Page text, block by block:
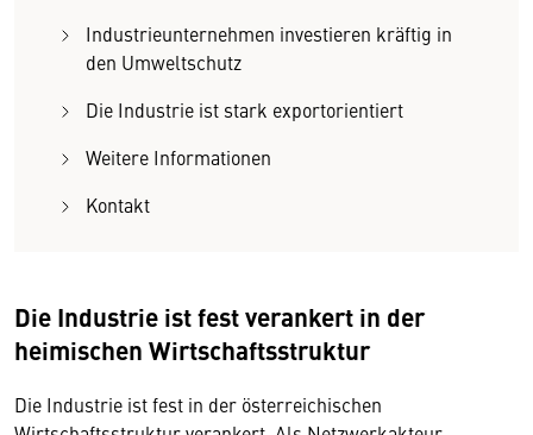
Industrieunternehmen investieren kräftig in
den Umweltschutz
Die Industrie ist stark exportorientiert
Weitere Informationen
Kontakt
Die Industrie ist fest verankert in der
heimischen Wirtschaftsstruktur
Die Industrie ist fest in der österreichischen